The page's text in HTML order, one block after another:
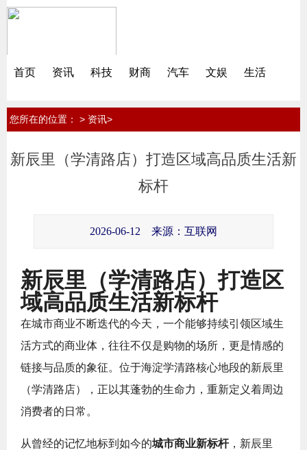
首页 资讯 科技 财商 汽车 文娱 生活
您所在的位置： > 资讯>
新辰里（学清路店）打造区域高品质生活新
标杆
2026-06-12 来源：互联网
新辰里（学清路店）打造区
域高品质生活新标杆
在城市商业不断迭代的今天，一个能够持续引领区域生
活方式的商业体，往往不仅是购物的场所，更是情感的
链接与品质的象征。位于海淀学清路核心地段的新辰里
（学清路店），正以其蓬勃的生命力，重新定义着周边
消费者的日常。
从曾经的记忆地标到如今的城市商业新标杆，新辰里